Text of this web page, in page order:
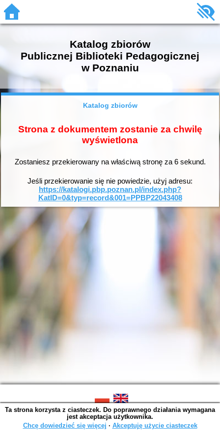
Katalog zbiorów
Publicznej Biblioteki Pedagogicznej
w Poznaniu
Katalog zbiorów
Strona z dokumentem zostanie za chwilę
wyświetlona
Zostaniesz przekierowany na właściwą stronę za 6sekund.
Jeśli przekierowanie się nie powiedzie, użyj adresu:
https://katalogi.pbp.poznan.pl/index.php?
KatID=0&typ=record&001=PPBP22043408
SOWA OPAC v. 6.11.7 (2026-07-08)
Wygenerowano w 0,0044 s.
Ta strona korzysta z ciasteczek. Do poprawnego działania wymagana
jest akceptacja użytkownika.
Chcę dowiedzieć się więcej ∙ Akceptuję użycie ciasteczek